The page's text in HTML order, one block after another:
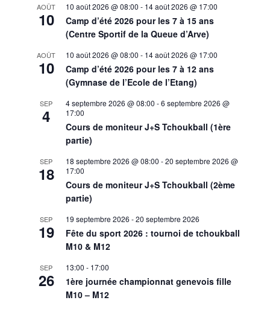
AOÛT
10
10 août 2026 @ 08:00 - 14 août 2026 @ 17:00
Camp d’été 2026 pour les 7 à 15 ans
(Centre Sportif de la Queue d’Arve)
AOÛT
10
10 août 2026 @ 08:00 - 14 août 2026 @ 17:00
Camp d’été 2026 pour les 7 à 12 ans
(Gymnase de l’Ecole de l’Etang)
SEP
4
4 septembre 2026 @ 08:00 -6 septembre 2026 @
17:00
Cours de moniteur J+S Tchoukball (1ère
partie)
SEP
18
18 septembre 2026 @ 08:00 -20 septembre 2026 @
17:00
Cours de moniteur J+S Tchoukball (2ème
partie)
SEP
19
19 septembre 2026 -20 septembre 2026
Fête du sport 2026 : tournoi de tchoukball
M10 & M12
SEP
26
13:00 - 17:00
1ère journée championnat genevois fille
M10 – M12